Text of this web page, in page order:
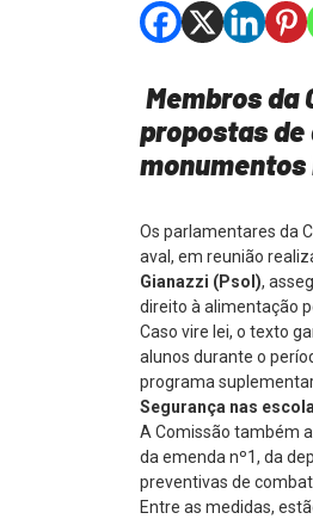
Membros da
propostas de
Os parlamentares da
aval, em reunião
Gianazzi (Psol),
direito à alimentação
Caso vire lei, o texto
alunos durante o
programa
Segurança nas
A Comissão também
da emenda nº1, da
preventivas de
Entre as medidas,